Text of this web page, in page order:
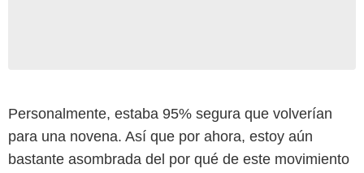
Personalmente, estaba 95% segura que volverían
para una novena. Así que por ahora, estoy aún
bastante asombrada del por qué de este movimiento